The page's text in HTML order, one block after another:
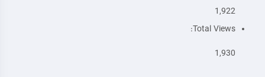
1,922
Total Views:
1,930